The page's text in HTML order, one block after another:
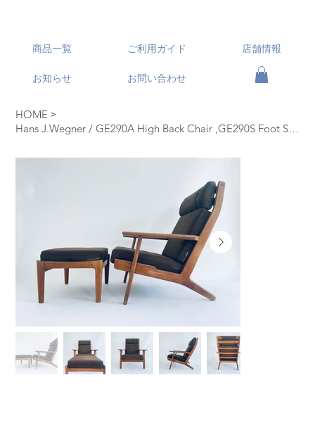
HOME >
Hans J.Wegner / GE290A High Back Chair ,GE290S Foot Stool
お問い合わせ
ご利用ガイド
お知らせ
店舗情報
商品一覧